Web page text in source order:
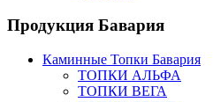
Продукция Бавария
Каминные Топки Бавария
ТОПКИ АЛЬФА
ТОПКИ ВЕГА